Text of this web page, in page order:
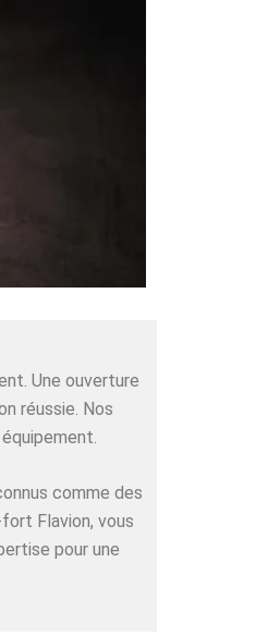
Une ouverture
réussie. Nos
comme des
Flavion, vous
pour une